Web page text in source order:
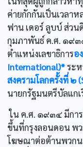
ค่ายกักกันเป็นเวลา
ฟาน เดอร์ ลูบบ์ ส่ว
กุมภาพันธ์ ค.ศ. ๑๙๓
ตำแหน่งเลขาธิการอ
International)*ระ
สงครามโลกครั้งที่ ๒
นายกรัฐมนตรีบัลแกเ
ใน ค.ศ. ๑๙๓๔ มีกา
ขึ้นที่กรุงลอนดอน พว
โฆษณาต่อต้านพวกน